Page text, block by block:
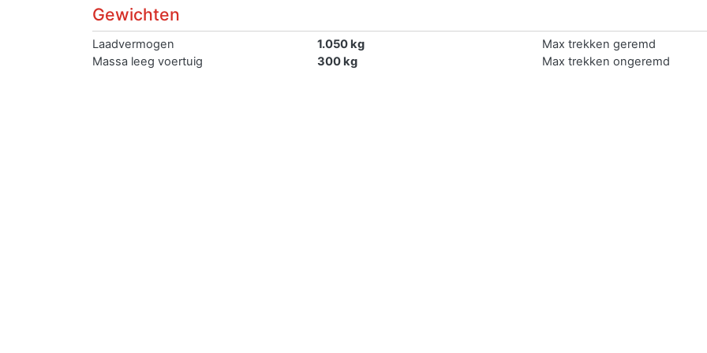
Gewichten
Laadvermogen
1.050 kg
Massa leeg voertuig
300 kg
Max trekken geremd
Max trekken ongeremd